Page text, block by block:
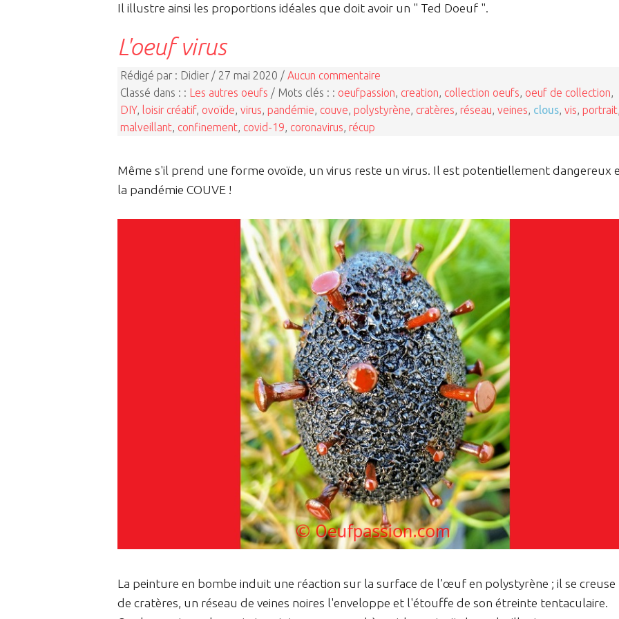
Il illustre ainsi les proportions idéales que doit avoir un " Ted Doeuf ".
L'oeuf virus
Rédigé par : Didier / 27 mai 2020 / Aucun commentaire
Classé dans : : Les autres oeufs / Mots clés : : oeufpassion, creation, collection oeufs, oeuf de collection,
DIY, loisir créatif, ovoïde, virus, pandémie, couve, polystyrène, cratères, réseau, veines, clous, vis, portrait
malveillant, confinement, covid-19, coronavirus, récup
Même s'il prend une forme ovoïde, un virus reste un virus. Il est potentiellement dangereux
la pandémie COUVE !
La peinture en bombe induit une réaction sur la surface de l’œuf en polystyrène ; il se creuse
de cratères, un réseau de veines noires l'enveloppe et l'étouffe de son étreinte tentaculaire.